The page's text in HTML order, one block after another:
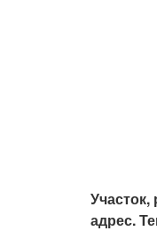
адрес.